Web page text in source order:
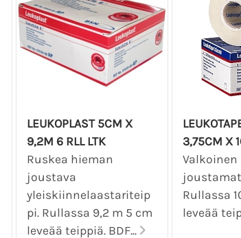
LEUKOPLAST 5CM X
9,2M 6 RLL LTK
Ruskea hieman
joustava
yleiskiinnelaastariteip
pi. Rullassa 9,2 m 5 cm
leveää teippiä. BDF...
3,75CM X
Valkoinen
Rullassa
leveää